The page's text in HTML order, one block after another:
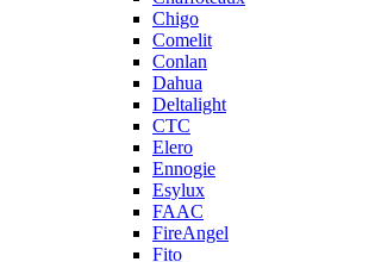
Chigo
Comelit
Conlan
Dahua
Deltalight
CTC
Elero
Ennogie
Esylux
FAAC
FireAngel
Fito